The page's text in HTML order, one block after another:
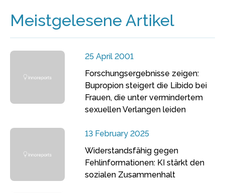
Meistgelesene Artikel
25 April 2001
Forschungsergebnisse zeigen:
Bupropion steigert die Libido bei
Frauen, die unter vermindertem
sexuellen Verlangen leiden
13 February 2025
Widerstandsfähig gegen
Fehlinformationen: KI stärkt den
sozialen Zusammenhalt